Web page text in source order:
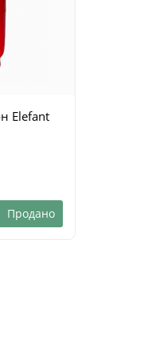
В корзину
Elefant
Продано